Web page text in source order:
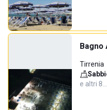
Bagno
Tirrenia
e altri 8…